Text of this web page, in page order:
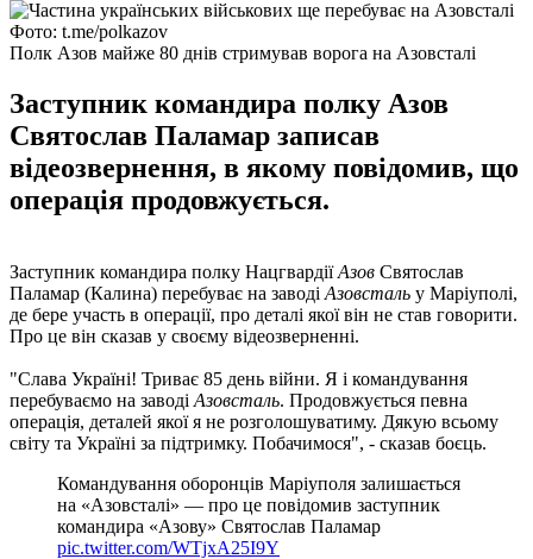
Фото: t.me/polkazov
Полк Азов майже 80 днів стримував ворога на Азовсталі
Заступник командира полку Азов
Святослав Паламар записав
відеозвернення, в якому повідомив, що
операція продовжується.
Заступник командира полку НацгвардіїАзов Святослав
Паламар (Калина) перебуває на заводі Азовсталь у Маріуполі,
де бере участь в операції, про деталі якої він не став говорити.
Про це він сказав у своєму відеозверненні.
"Слава Україні! Триває 85 день війни. Я і командування
перебуваємо на заводі Азовсталь. Продовжується певна
операція, деталей якої я не розголошуватиму. Дякую всьому
світу та Україні за підтримку. Побачимося", - сказав боєць.
Командування оборонців Маріуполя залишається
на «Азовсталі» — про це повідомив заступник
командира «Азову» Святослав Паламар
pic.twitter.com/WTjxA25I9Y